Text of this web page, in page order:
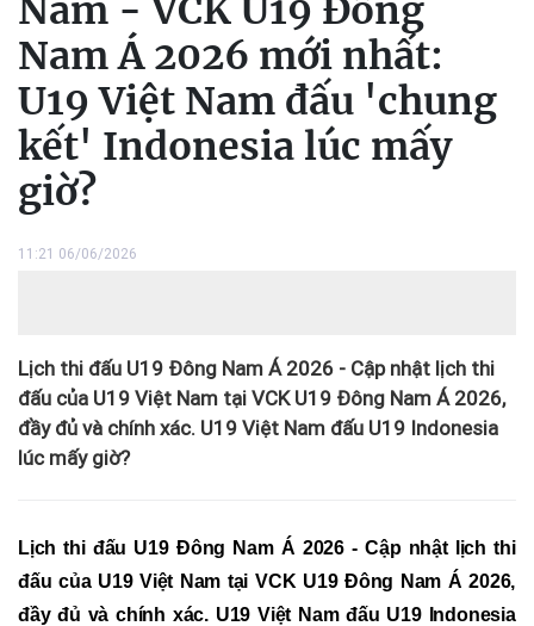
Nam - VCK U19 Đông
Nam Á 2026 mới nhất:
U19 Việt Nam đấu 'chung
kết' Indonesia lúc mấy
giờ?
11:21 06/06/2026
Lịch thi đấu U19 Đông Nam Á 2026 - Cập nhật lịch thi
đấu của U19 Việt Nam tại VCK U19 Đông Nam Á 2026,
đầy đủ và chính xác. U19 Việt Nam đấu U19 Indonesia
lúc mấy giờ?
Lịch thi đấu U19 Đông Nam Á 2026 - Cập nhật lịch thi
đấu của U19 Việt Nam tại VCK U19 Đông Nam Á 2026,
đầy đủ và chính xác. U19 Việt Nam đấu U19 Indonesia